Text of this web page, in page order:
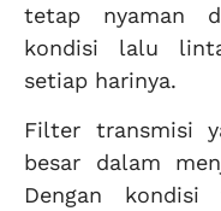
tetap nyaman
kondisi lalu
setiap harinya.
Filter transmisi
besar dalam
Dengan kondisi